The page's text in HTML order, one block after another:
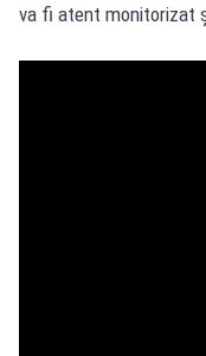
va fi atent monitorizat